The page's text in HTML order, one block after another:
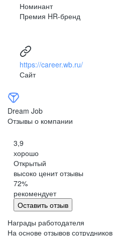
Номинант
Премия HR-бренд
https://career.wb.ru/
Сайт
Dream Job
Отзывы о компании
3,9
хорошо
Открытый
высоко ценит отзывы
72%
рекомендует
Оставить отзыв
Награды работодателя
На основе отзывов сотрудников